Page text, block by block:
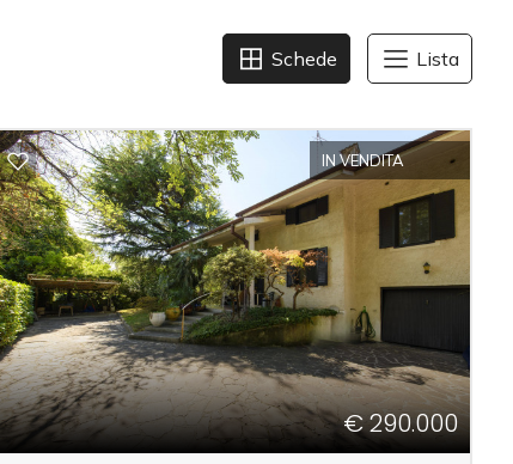
Schede Lista
IN VENDITA
€ 290.000